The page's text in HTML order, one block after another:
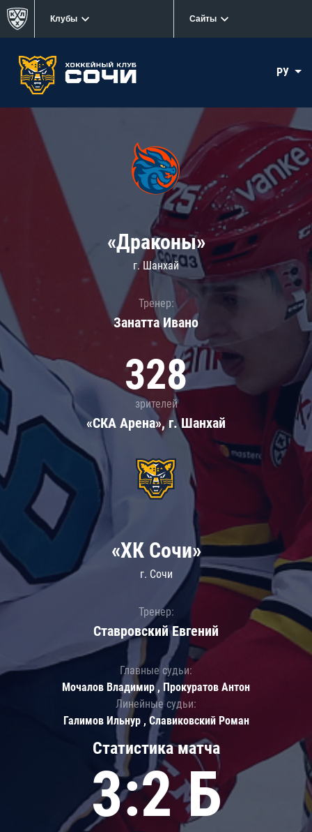
Клубы Сайты
РУ
«Драконы»
г. Шанхай
Тренер:
Занатта Иванo
328
зрителей
«СКА Арена», г. Шанхай
Статистика матча
3:2 Б
«ХК Сочи»
г. Сочи
Тренер:
Ставровский Евгений
Главные судьи:
Мочалов Владимир , Прокуратов Антон
Линейные судьи:
Галимов Ильнур , Славиковский Роман